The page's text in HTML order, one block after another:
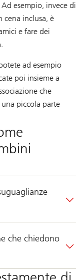
esempio, invece di
cena inclusa, è
e fare dei
ad esempio
poi insieme a
che
piccola parte
che chiedono